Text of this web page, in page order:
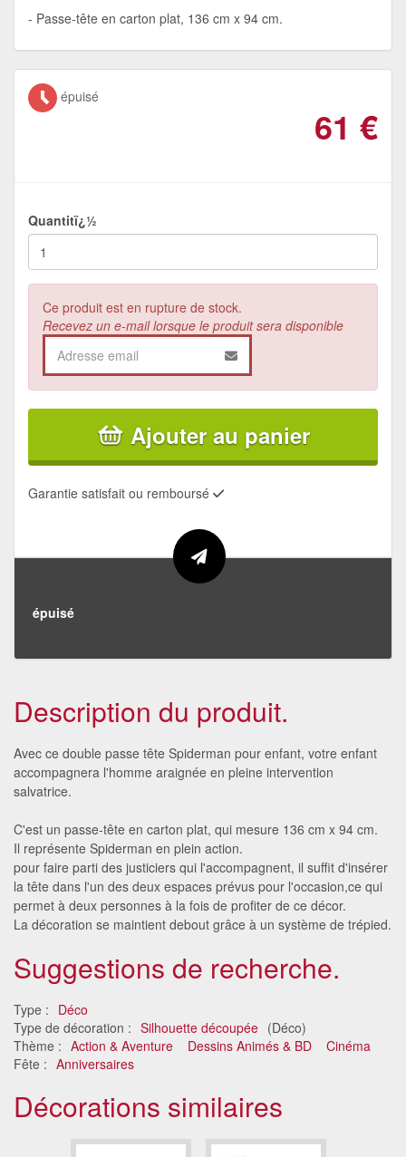
Passe-tête en carton plat, 136 cm x 94 cm.
épuisé
61 €
Quantitï¿½
Ce produit est en rupture de stock.
Recevez un e-mail lorsque le produit sera disponible
Ajouter au panier
Garantie satisfait ou remboursé
épuisé
Description du produit.
Avec ce double passe tête Spiderman pour enfant, votre enfant
accompagnera l'homme araignée en pleine intervention
salvatrice.
C'est un passe-tête en carton plat, qui mesure 136 cm x 94 cm.
Il représente Spiderman en plein action.
pour faire parti des justiciers qui l'accompagnent, il suffit d'insérer
la tête dans l'un des deux espaces prévus pour l'occasion,ce qui
permet à deux personnes à la fois de profiter de ce décor.
La décoration se maintient debout grâce à un système de trépied.
Suggestions de recherche.
Type : Déco
Type de décoration : Silhouette découpée (Déco)
Thème : Action & Aventure Dessins Animés & BD
Cinéma
Fête : Anniversaires
Décorations similaires